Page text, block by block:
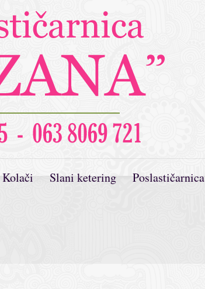
Kolači Slani ketering Poslastičarnica